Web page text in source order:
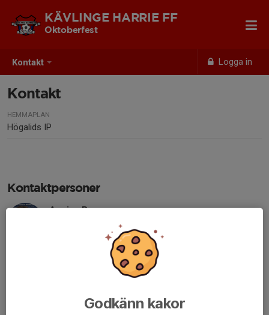
Kontakt Logga in
KÄVLINGE HARRIE FF
Oktoberfest
Kontakt
HEMMAPLAN
Högalids IP
Kontaktpersoner
Annica Borg
annica.borg@kavlingeharrieff.se
Sussi Wickström
070-743 03 63Godkänn kakor